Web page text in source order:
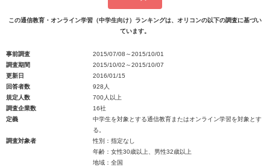
この通信教育・オンライン学習（中学生向け）ランキングは、オリコンの以下の調査に基づい
ています。
事前調査
2015/07/08～2015/10/01
調査期間
2015/10/02～2015/10/07
更新日
2016/01/15
回答者数
928人
規定人数
700人以上
調査企業数
16社
定義
中学生を対象とする通信教育またはオンライン学習を対象とす
る。
調査対象者
性別：指定なし
年齢：女性30歳以上、男性32歳以上
地域：全国